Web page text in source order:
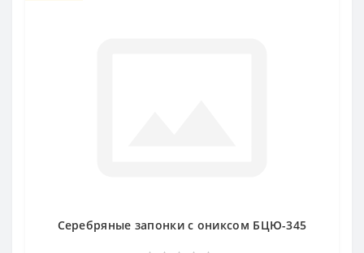
Серебряные запонки с ониксом БЦЮ-345